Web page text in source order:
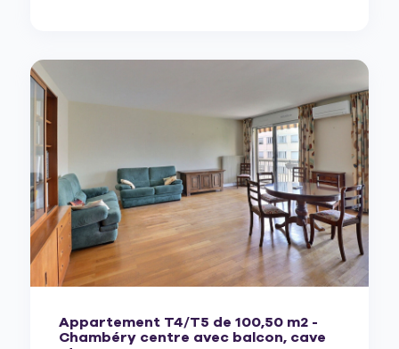
Appartement T4/T5 de 100,50 m2 -
Chambéry centre avec balcon, cave